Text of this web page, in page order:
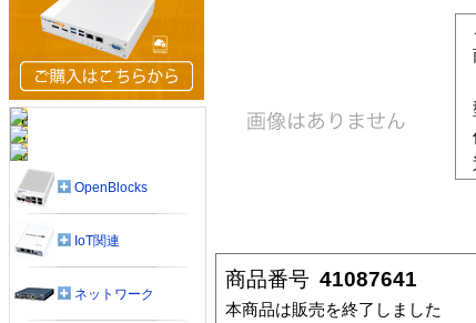
商品番号 41087641
本商品は販売を終了しました
OpenBlocks
IoT関連
ネットワーク